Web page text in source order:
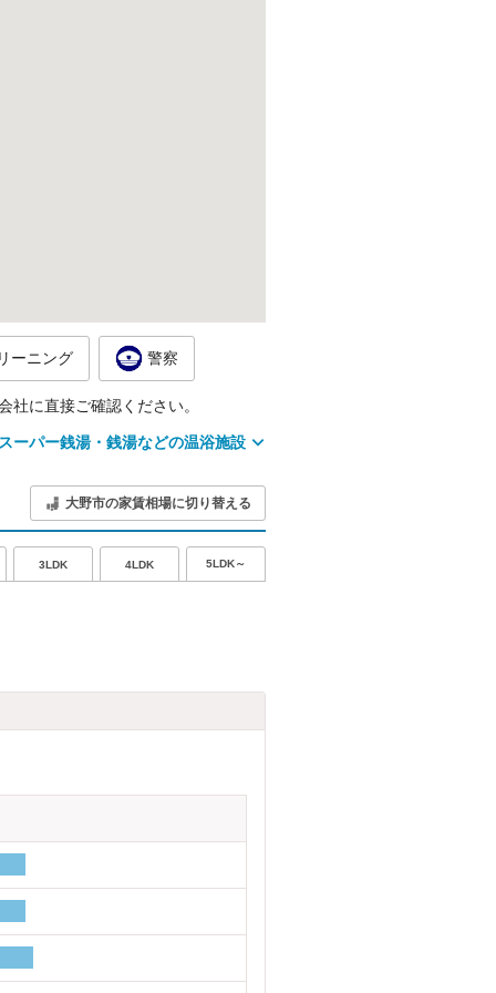
ーニング 警察
に直接ご確認ください。
ーパー銭湯・銭湯などの温浴施設
大野市の家賃相場に切り替える
3LDK 4LDK 5LDK～